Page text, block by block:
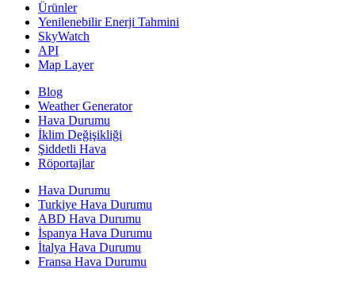
Ürünler
Yenilenebilir Enerji Tahmini
SkyWatch
API
Map Layer
Blog
Weather Generator
Hava Durumu
İklim Değişikliği
Şiddetli Hava
Röportajlar
Hava Durumu
Turkiye Hava Durumu
ABD Hava Durumu
İspanya Hava Durumu
İtalya Hava Durumu
Fransa Hava Durumu